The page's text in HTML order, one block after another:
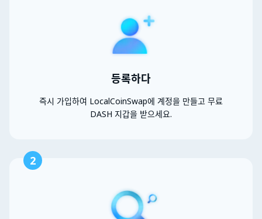
등록하다
즉시 가입하여 LocalCoinSwap에 계정을 만들고 무료
DASH 지갑을 받으세요.
2